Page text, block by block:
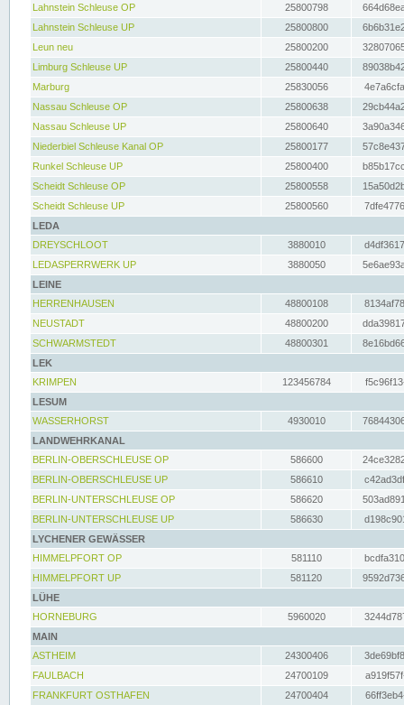
Lahnstein Schleuse OP
25800798
Lahnstein Schleuse UP
25800800
Leun neu
25800200
Limburg Schleuse UP
25800440
Marburg
25830056
Nassau Schleuse OP
25800638
Nassau Schleuse UP
25800640
Niederbiel Schleuse Kanal OP
25800177
Runkel Schleuse UP
25800400
Scheidt Schleuse OP
25800558
Scheidt Schleuse UP
25800560
LEDA
DREYSCHLOOT
3880010
LEDASPERRWERK UP
3880050
LEINE
HERRENHAUSEN
48800108
NEUSTADT
48800200
SCHWARMSTEDT
48800301
LEK
KRIMPEN
123456784
LESUM
WASSERHORST
4930010
LANDWEHRKANAL
BERLIN-OBERSCHLEUSE OP
586600
BERLIN-OBERSCHLEUSE UP
586610
BERLIN-UNTERSCHLEUSE OP
586620
BERLIN-UNTERSCHLEUSE UP
586630
LYCHENER GEWÄSSER
HIMMELPFORT OP
581110
HIMMELPFORT UP
581120
LÜHE
HORNEBURG
5960020
MAIN
ASTHEIM
24300406
FAULBACH
24700109
FRANKFURT OSTHAFEN
24700404